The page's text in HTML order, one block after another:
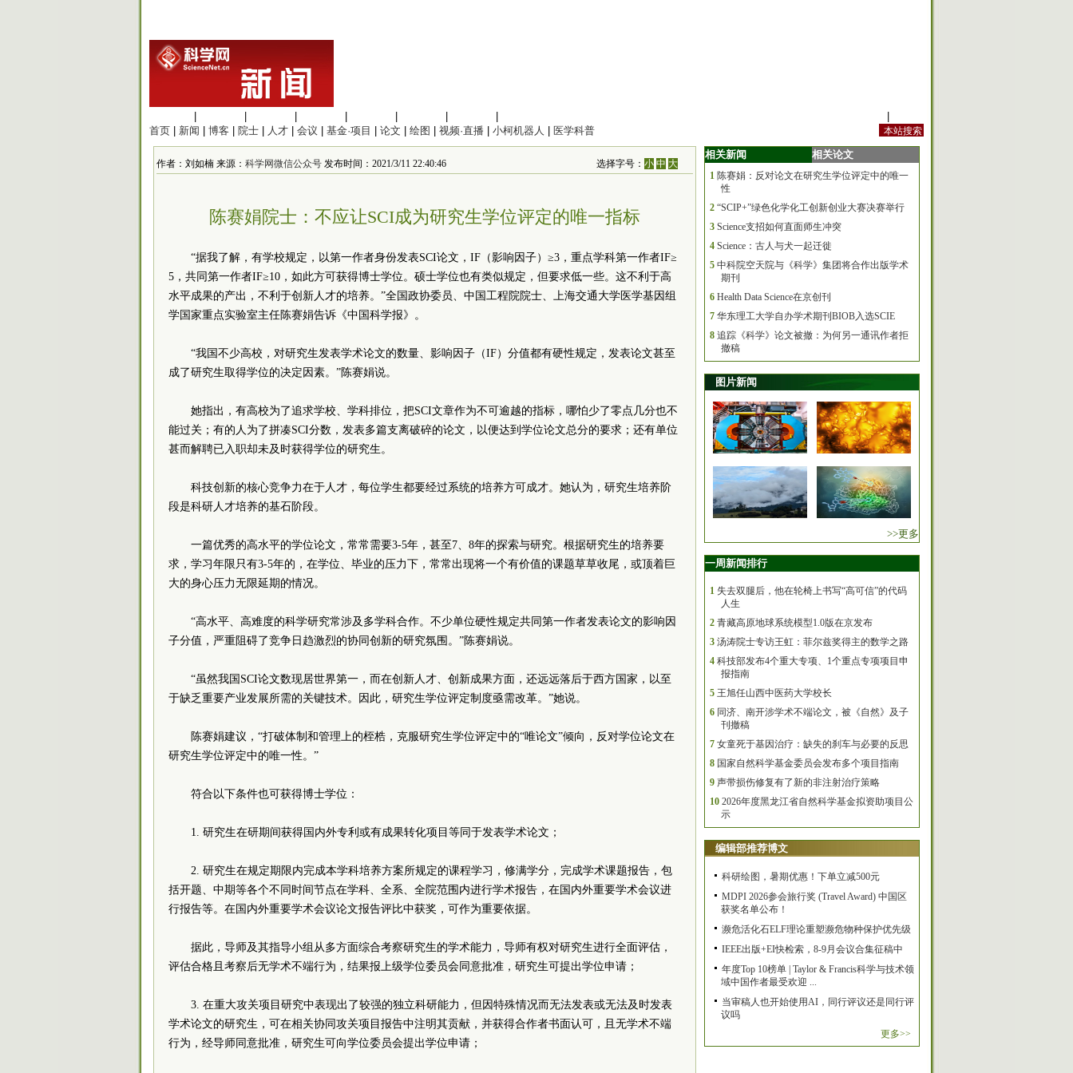
首页
新闻 博客 院士 人才 会议 基金·项目 论文 绘图 视频·直播 小柯机器人 医学科普
作者：刘如楠 来源： 科学网微信公众号 发布时间：2021/3/11 22:40:46 选择字号：小 中 大
陈赛娟院士：不应让SCI成为研究生学位评定的唯一指标
“据我了解，有学校规定，以第一作者身份发表SCI论文，IF（影响因子）≥3，重点学科第一作者IF≥
5，共同第一作者IF≥10，如此方可获得博士学位。硕士学位也有类似规定，但要求低一些。这不利于高
水平成果的产出，不利于创新人才的培养。”全国政协委员、中国工程院院士、上海交通大学医学基因组
学国家重点实验室主任陈赛娟告诉《中国科学报》。
“我国不少高校，对研究生发表学术论文的数量、影响因子（IF）分值都有硬性规定，发表论文甚至
成了研究生取得学位的决定因素。”陈赛娟说。
她指出，有高校为了追求学校、学科排位，把SCI文章作为不可逾越的指标，哪怕少了零点几分也不
能过关；有的人为了拼凑SCI分数，发表多篇支离破碎的论文，以便达到学位论文总分的要求；还有单位
甚而解聘已入职却未及时获得学位的研究生。
科技创新的核心竞争力在于人才，每位学生都要经过系统的培养方可成才。她认为，研究生培养阶
段是科研人才培养的基石阶段。
一篇优秀的高水平的学位论文，常常需要3-5年，甚至7、8年的探索与研究。根据研究生的培养要
求，学习年限只有3-5年的，在学位、毕业的压力下，常常出现将一个有价值的课题草草收尾，或顶着巨
大的身心压力无限延期的情况。
“高水平、高难度的科学研究常涉及多学科合作。不少单位硬性规定共同第一作者发表论文的影响因
子分值，严重阻碍了竞争日趋激烈的协同创新的研究氛围。”陈赛娟说。
“虽然我国SCI论文数现居世界第一，而在创新人才、创新成果方面，还远远落后于西方国家，以至
于缺乏重要产业发展所需的关键技术。因此，研究生学位评定制度亟需改革。”她说。
陈赛娟建议，“打破体制和管理上的桎梏，克服研究生学位评定中的“唯论文”倾向，反对学位论文在
研究生学位评定中的唯一性。”
符合以下条件也可获得博士学位：
1. 研究生在研期间获得国内外专利或有成果转化项目等同于发表学术论文；
2. 研究生在规定期限内完成本学科培养方案所规定的课程学习，修满学分，完成学术课题报告，包
括开题、中期等各个不同时间节点在学科、全系、全院范围内进行学术报告，在国内外重要学术会议进
行报告等。在国内外重要学术会议论文报告评比中获奖，可作为重要依据。
据此，导师及其指导小组从多方面综合考察研究生的学术能力，导师有权对研究生进行全面评估，
评估合格且考察后无学术不端行为，结果报上级学位委员会同意批准，研究生可提出学位申请；
3. 在重大攻关项目研究中表现出了较强的独立科研能力，但因特殊情况而无法发表或无法及时发表
学术论文的研究生，可在相关协同攻关项目报告中注明其贡献，并获得合作者书面认可，且无学术不端
行为，经导师同意批准，研究生可向学位委员会提出学位申请；
相关新闻 相关论文
1 陈赛娟：反对论文在研究生学位评定中的唯一
性
2 “SCIP+”绿色化学化工创新创业大赛决赛举行
3 Science支招如何直面师生冲突
4 Science：古人与犬一起迁徙
5 中科院空天院与《科学》集团将合作出版学术
期刊
6 Health Data Science在京创刊
7 华东理工大学自办学术期刊BIOB入选SCIE
8 追踪《科学》论文被撤：为何另一通讯作者拒
撤稿
图片新闻
>>更多
一周新闻排行
1 失去双腿后，他在轮椅上书写“高可信”的代码
人生
2 青藏高原地球系统模型1.0版在京发布
3 汤涛院士专访王虹：菲尔兹奖得主的数学之路
4 科技部发布4个重大专项、1个重点专项项目申
报指南
5 王旭任山西中医药大学校长
6 同济、南开涉学术不端论文，被《自然》及子
刊撤稿
7 女童死于基因治疗：缺失的刹车与必要的反思
8 国家自然科学基金委员会发布多个项目指南
9 声带损伤修复有了新的非注射治疗策略
10 2026年度黑龙江省自然科学基金拟资助项目公
示
编辑部推荐博文
科研绘图，暑期优惠！下单立减500元
MDPI 2026参会旅行奖 (Travel Award) 中国区
获奖名单公布！
濒危活化石ELF理论重塑濒危物种保护优先级
IEEE出版+EI快检索，8-9月会议合集征稿中
年度Top 10榜单 | Taylor & Francis科学与技术领
域中国作者最受欢迎 ...
当审稿人也开始使用AI，同行评议还是同行评
议吗
更多>>